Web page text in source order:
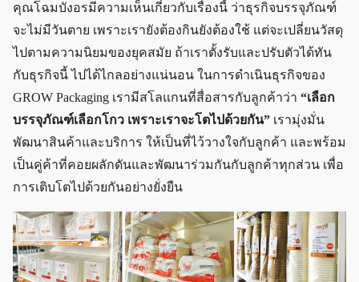
คุณโฉมบังอรมีความเห็นเกี่ยวกับเรื่องนี้ ว่าธุรกิจบรรจุภัณฑ์
จะไม่มีวันตาย เพราะเรายังต้องกินยังต้องใช้ แต่จะเปลี่ยนวัสดุ
ไปตามความนิยมของยุคสมัย ถ้าเราตั้งรับและปรับตัวได้ทัน
กับธุรกิจนี้ ไปได้ไกลอย่างแน่นอน ในการดำเนินธุรกิจของ
GROW Packaging เรามีสโลแกนที่สื่อสารกับลูกค้าว่า “เลือก
บรรจุภัณฑ์เลือกโกว เพราะเราจะโตไปด้วยกัน” เรามุ่งมั่น
พัฒนาสินค้าและบริการ ให้เป็นที่ไว้วางใจกับลูกค้า และพร้อม
เป็นคู่ค้าที่คอยผลักดันและพัฒนาร่วมกันกับลูกค้าทุกส่วน เพื่อ
การเติบโตไปด้วยกันอย่างยั่งยืน